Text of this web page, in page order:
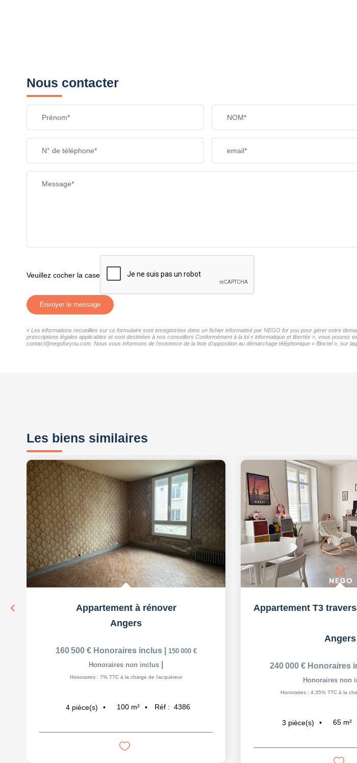
Nous contacter
Prénom* NOM*
N° de téléphone* email*
Message*
Veuillez cocher la case
Envoyer le message
« Les informations recueillies sur ce formulaire sont enregistrées dans un fichier informatisé par NEGO for you pour gérer votre
prescriptions légales applicables et sont destinées à nos conseillers Conformément à la loi « informatique et libertés », vous
contact@negoforyou.com. Nous vous informons de l'existence de la liste d'opposition au démarchage téléphonique « Bloctel », sur
Les biens similaires
Appartement à rénover
Angers
160 500 € Honoraires inclus
150 000 €
Honoraires non inclus
Honoraires : 7% TTC à la charge de l'acquéreur
4 pièce(s) 100 m² Réf : 4386
Angers
240 000 € Honoraires
Honoraires non
Honoraires : 4,35% TTC à la
3 pièce(s) 65 m²